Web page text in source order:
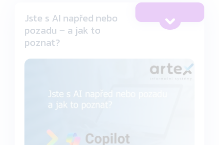
Jste s AI napřed nebo
pozadu – a jak to
poznat?